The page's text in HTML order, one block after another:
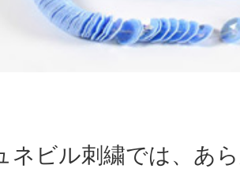
ネビル刺繍では、あ